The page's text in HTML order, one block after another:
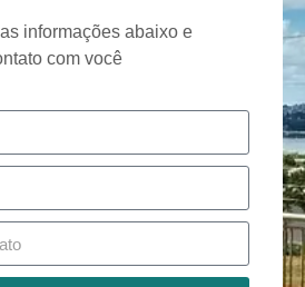
informações abaixo e
com você